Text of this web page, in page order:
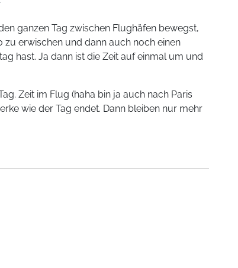
ganzen Tag zwischen Flughäfen bewegst,
erwischen und dann auch noch einen
hast. Ja dann ist die Zeit auf einmal um und
Zeit im Flug (haha bin ja auch nach Paris
wie der Tag endet. Dann bleiben nur mehr